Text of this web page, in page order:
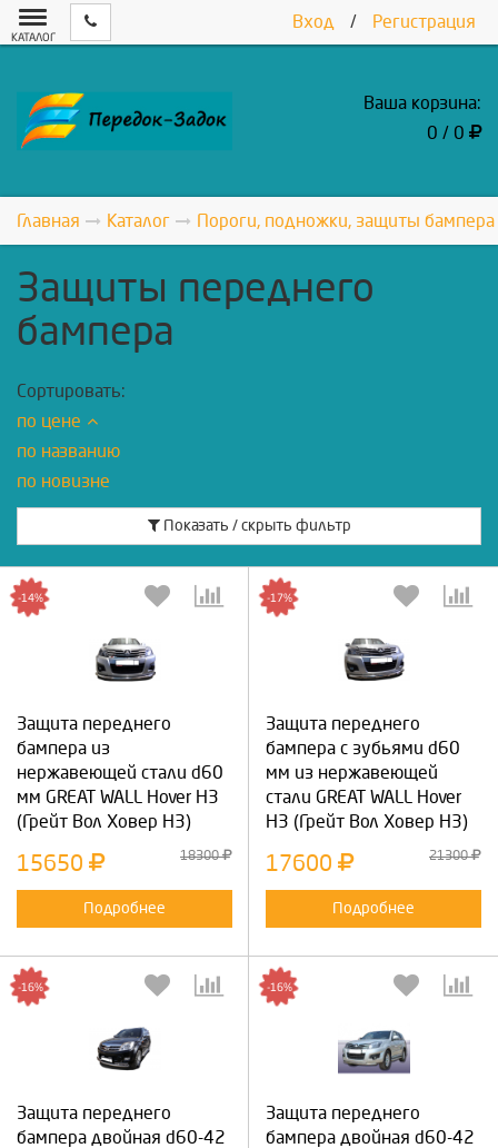
Вход / Регистрация
КАТАЛОГ
Ваша корзина:
0 / 0
Главная Каталог Пороги, подножки, защиты
Защиты переднего
бампера
Сортировать:
по цене
по названию
по новизне
Показать / скрыть фильтр
Защита переднего
бампера из
нержавеющей стали d60
мм GREAT WALL Hover H3
(Грейт Вол Ховер Н3)
-14%
15650 18300
Подробнее
Защита переднего
бампера с зубьями d60
мм из нержавеющей
стали GREAT WALL Hover
H3 (Грейт Вол Ховер Н3)
-17%
17600 21300
Подробнее
Защита переднего
бампера двойная d60-42
-16%
Защита переднего
бампера двойная d60-42
-16%